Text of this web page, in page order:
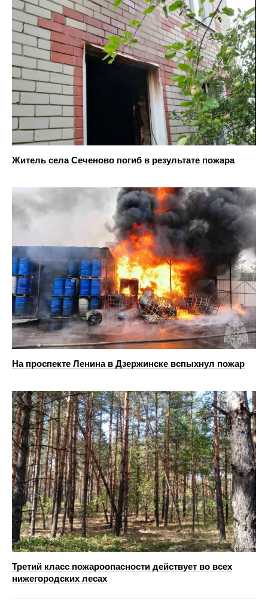
Житель села Сеченово погиб в результате пожара
На проспекте Ленина в Дзержинске вспыхнул пожар
Третий класс пожароопасности действует во всех
нижегородских лесах